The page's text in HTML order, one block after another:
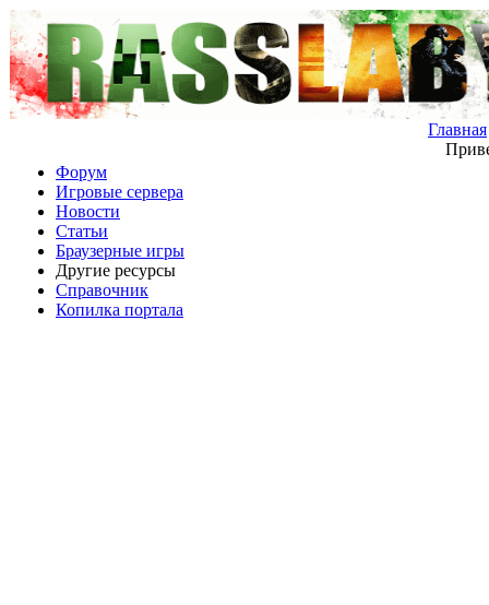
Главная
Форум
Игровые сервера
Новости
Статьи
Браузерные игры
Другие ресурсы
Справочник
Копилка портала